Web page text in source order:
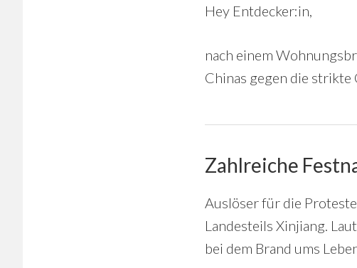
Hey Entdecker:in,
nach einem
Chinas gegen die
Zahlreiche
Auslöser für die
Landesteils Xinjiang.
bei dem Brand ums